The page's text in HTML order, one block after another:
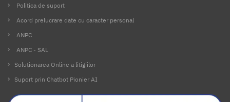
Politica de suport
Acord prelucrare date cu caracter personal
ANPC
ANPC - SAL
Soluționarea Online a litigiilor
Suport prin Chatbot Pionier AI